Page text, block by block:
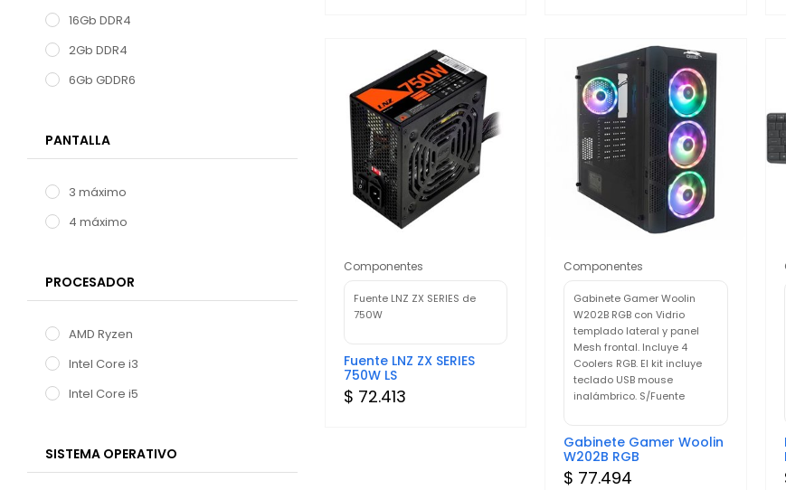
16Gb DDR4
2Gb DDR4
6Gb GDDR6
PANTALLA
3 máximo
4 máximo
PROCESADOR
AMD Ryzen
Intel Core i3
Intel Core i5
SISTEMA OPERATIVO
Componentes
Fuente LNZ ZX SERIES de
750W
Fuente LNZ ZX SERIES
750W LS
$ 72.413
Componentes
Gabinete Gamer Woolin
W202B RGB con Vidrio
templado lateral y panel
Mesh frontal. Incluye 4
Coolers RGB. El kit incluye
teclado USB mouse
inalámbrico. S/Fuente
Gabinete Gamer Woolin
W202B RGB
$ 77.494